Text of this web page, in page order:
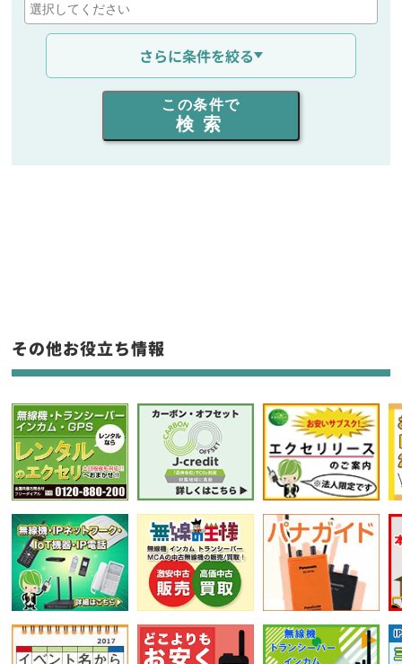
通信距離を選ぶ
出力を選ぶ
同時通話人数を選ぶ
フリーワード入力(製品名等)
選択条件をリセット
さらに条件を絞る
この条件で
検索
その他お役立ち情報